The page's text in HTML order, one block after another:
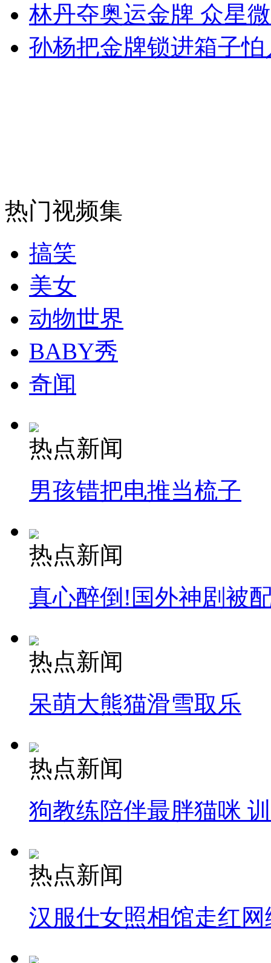
无痛分娩是否安全 医生回应
走！跟着总书记去植树
消防员救轻生者
纽约上演“枕头大战”
林丹夺奥运金牌 众星
孙杨把金牌锁进箱子怕
热门视频集
搞笑
美女
动物世界
BABY秀
奇闻
热点新闻
男孩错把电推当梳子
热点新闻
真心醉倒!国外神剧被
热点新闻
呆萌大熊猫滑雪取乐
热点新闻
狗教练陪伴最胖猫咪
热点新闻
汉服仕女照相馆走红网